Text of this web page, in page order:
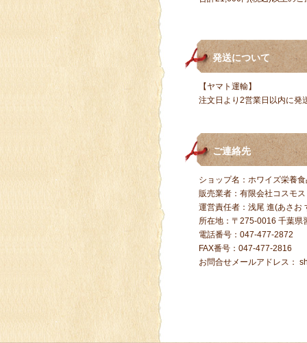
発送について
【ヤマト運輸】
注文日より2営業日以内に発
ご連絡先
ショップ名：ホワイズ栄養
販売業者：有限会社コスモ
運営責任者：浅尾 進(あさお
所在地：〒275-0016 千葉県
電話番号：047-477-2872
FAX番号：047-477-
お問合せメールアドレス：